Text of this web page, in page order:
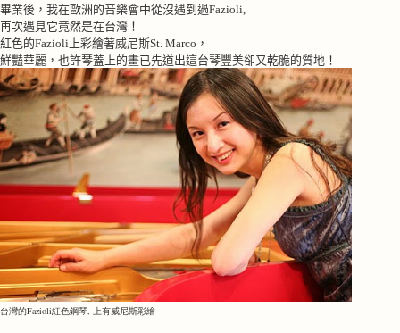
畢業後，我在歐洲的音樂會中從沒遇到過Fazioli,
再次遇見它竟然是在台灣！
紅色的Fazioli 上彩繪著威尼斯St. Marco ，
鮮豔華麗，也許琴蓋上的畫已先道出這台琴豐美卻又乾脆的質地！
台灣的Fazioli紅色鋼琴, 上有威尼斯彩繪